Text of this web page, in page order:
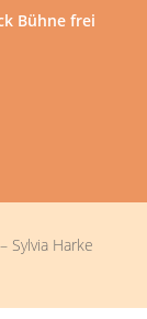
Bühne frei
Sylvia Harke